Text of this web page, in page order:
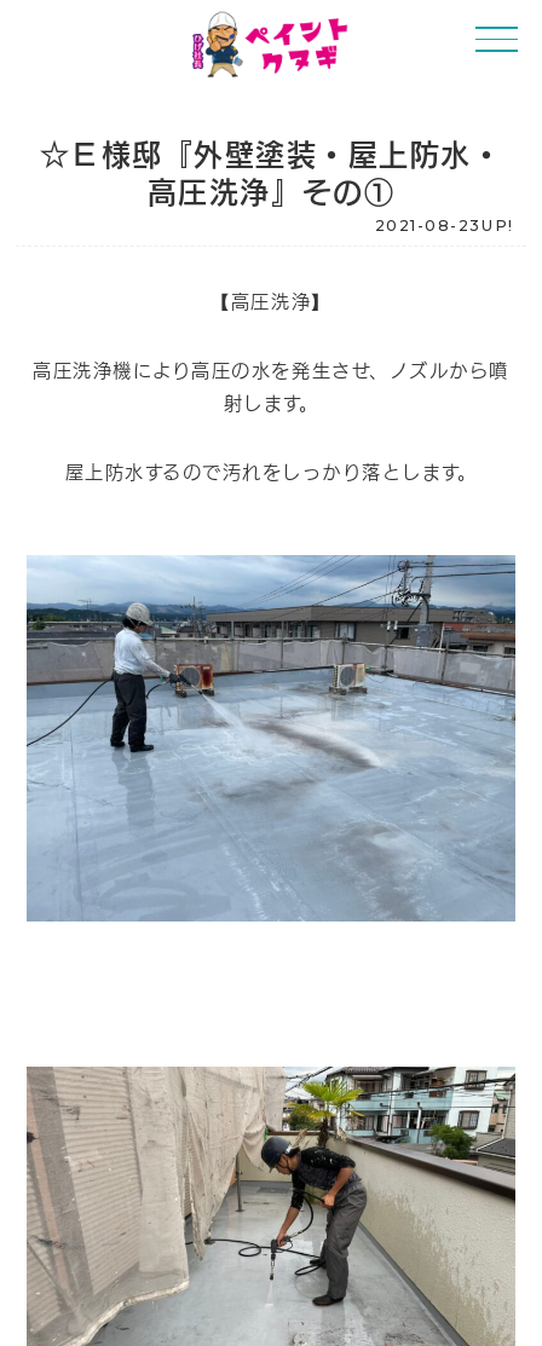
☆Ｅ様邸『外壁塗装・屋上防水・
高圧洗浄』その①
2021-08-23UP!
【高圧洗浄】
高圧洗浄機により高圧の水を発生させ、ノズルから噴
射します。
屋上防水するので汚れをしっかり落とします。